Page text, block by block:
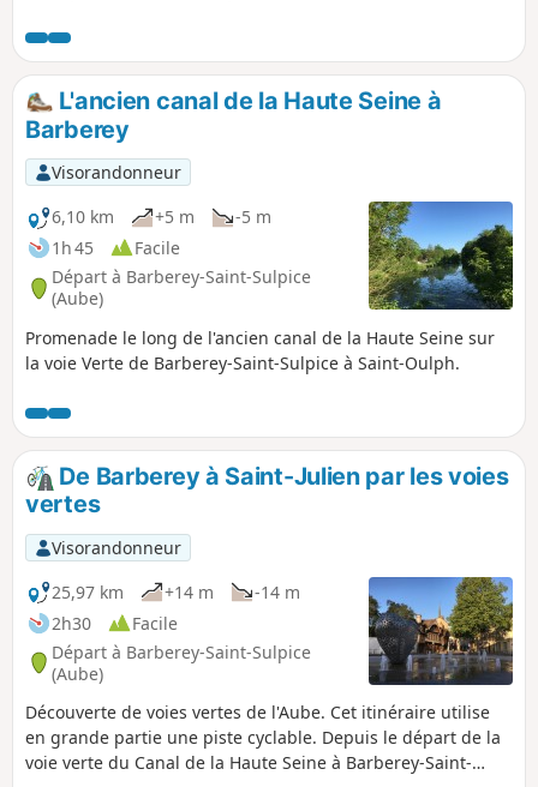
ruine, ce lieu a été cédé au domaine.
L'ancien canal de la Haute Seine à
Barberey
Visorandonneur
6,10 km
+5 m
-5 m
1h 45
Facile
Départ à Barberey-Saint-Sulpice
(Aube)
Promenade le long de l'ancien canal de la Haute Seine sur
la voie Verte de Barberey-Saint-Sulpice à Saint-Oulph.
De Barberey à Saint-Julien par les voies
vertes
Visorandonneur
25,97 km
+14 m
-14 m
2h30
Facile
Départ à Barberey-Saint-Sulpice
(Aube)
Découverte de voies vertes de l'Aube. Cet itinéraire utilise
en grande partie une piste cyclable. Depuis le départ de la
voie verte du Canal de la Haute Seine à Barberey-Saint-